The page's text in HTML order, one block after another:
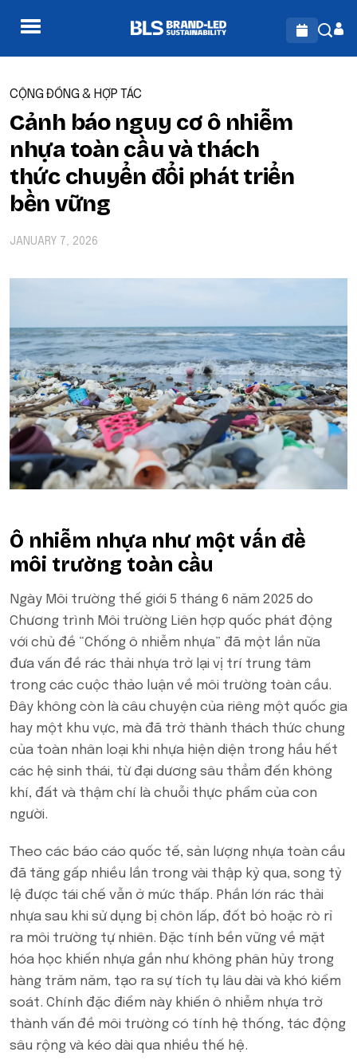
CỘNG ĐỒNG & HỢP TÁC
Cảnh báo nguy cơ ô nhiễm
nhựa toàn cầu và thách
thức chuyển đổi phát triển
bền vững
JANUARY 7, 2026
Ô nhiễm nhựa như một vấn đề
môi trường toàn cầu
Ngày Môi trường thế giới 5 tháng 6 năm 2025 do
Chương trình Môi trường Liên hợp quốc phát động
với chủ đề “Chống ô nhiễm nhựa” đã một lần nữa
đưa vấn đề rác thải nhựa trở lại vị trí trung tâm
trong các cuộc thảo luận về môi trường toàn cầu.
Đây không còn là câu chuyện của riêng một quốc gia
hay một khu vực, mà đã trở thành thách thức chung
của toàn nhân loại khi nhựa hiện diện trong hầu hết
các hệ sinh thái, từ đại dương sâu thẳm đến không
khí, đất và thậm chí là chuỗi thực phẩm của con
người.
Theo các báo cáo quốc tế, sản lượng nhựa toàn cầu
đã tăng gấp nhiều lần trong vài thập kỷ qua, song tỷ
lệ được tái chế vẫn ở mức thấp. Phần lớn rác thải
nhựa sau khi sử dụng bị chôn lấp, đốt bỏ hoặc rò rỉ
ra môi trường tự nhiên. Đặc tính bền vững về mặt
hóa học khiến nhựa gần như không phân hủy trong
hàng trăm năm, tạo ra sự tích tụ lâu dài và khó kiểm
soát. Chính đặc điểm này khiến ô nhiễm nhựa trở
thành vấn đề môi trường có tính hệ thống, tác động
sâu rộng và kéo dài qua nhiều thế hệ.